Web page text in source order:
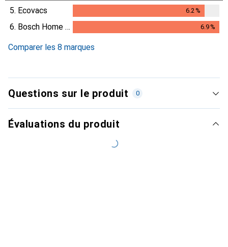
5. Ecovacs 6.2%
6.2%
6. Bosch Home & Garden 6.9%
Comparer les 8 marques
Questions sur le produit 0
Évaluations du produit